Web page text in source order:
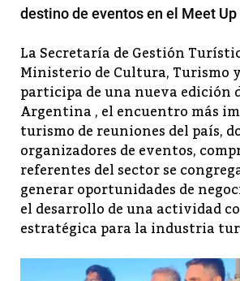
destino de eventos en el Meet
La Secretaría de Gestión
Ministerio de Cultura, Turismo
participa de una nueva edición
Argentina , el encuentro más
turismo de reuniones del país,
organizadores de eventos,
referentes del sector se
generar oportunidades de
el desarrollo de una actividad
estratégica para la industria